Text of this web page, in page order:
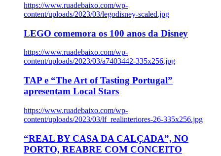
https://www.ruadebaixo.com/wp-
content/uploads/2023/03/legodisney-scaled.jpg
LEGO comemora os 100 anos da Disney
https://www.ruadebaixo.com/wp-
content/uploads/2023/03/a7403442-335x256.jpg
TAP e “The Art of Tasting Portugal”
apresentam Local Stars
https://www.ruadebaixo.com/wp-
content/uploads/2023/03/lf_realinteriores-26-335x256.jpg
“REAL BY CASA DA CALÇADA”, NO
PORTO, REABRE COM CONCEITO